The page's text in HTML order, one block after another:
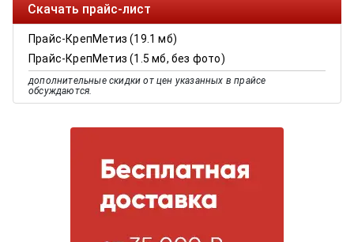
Скачать прайс-лист
Прайс-КрепМетиз (19.1 мб)
Прайс-КрепМетиз (1.5 мб, без фото)
дополнительные скидки от цен указанных в прайсе
обсуждаются.